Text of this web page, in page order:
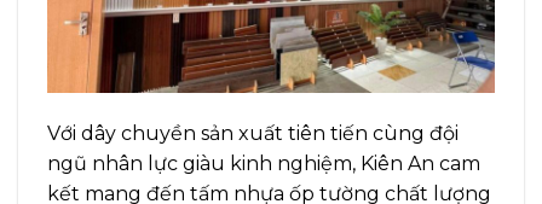
Với dây chuyền sản xuất tiên tiến cùng đội
ngũ nhân lực giàu kinh nghiệm, Kiên An cam
kết mang đến tấm nhựa ốp tường chất lượng